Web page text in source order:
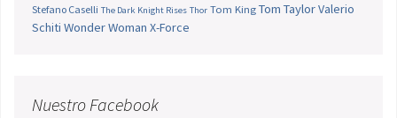
Stefano Caselli The Dark Knight Rises Thor Tom King Tom TaylorValerio
Schiti Wonder Woman X-Force
Nuestro Facebook